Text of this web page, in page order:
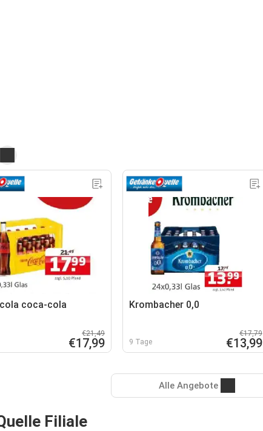
coca-cola
€21,49
€17,99
Krombacher 0,0
9 Tage
€17,79
€13,99
Alle Angebote
Filiale